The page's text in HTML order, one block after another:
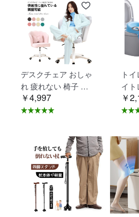
デスクチェア おしゃ
れ 疲れない 椅子 白
ホワイト デスクチェ
ア 疲れにくい 学習椅
学習チェア オフィス
チェア パソコンチェ
ア ベロア調 インテリ
ア 椅子 イス 在宅ワ
ーク アシェル ブリリ
アント C-56
￥4,997
ト
イト
ニン
折り
供用
踏み
子供
送料
テッ
8
￥